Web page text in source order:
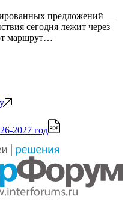
предложений —
сегодня лежит через
маршрут…
2027 год